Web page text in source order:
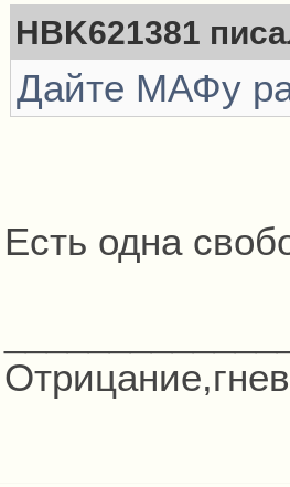
HBK621381
Дайте МАФу
Есть одна